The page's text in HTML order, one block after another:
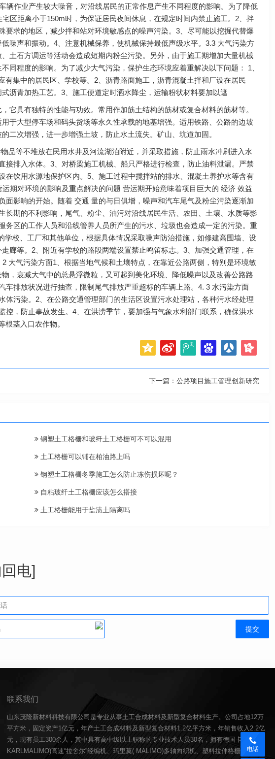
辆作业产生较大噪音，对沿线居民的正常作息产生不同程度的影响。为了降低
区距离小于150m时，为保证居民夜间休息，在规定时间内禁止施工。2、拌
求的地区，减少拌和站对环境敏感点的噪声污染。3、尽可能以挖掘代替爆
噪声和振动。4、注意机械保养，使机械保持最低声级水平。3.3 大气污染方
土石方调运等活动会造成短期内粉尘污染。另外，由于施工期增加大量机械
同程度的影响。为了减少大气污染，保护生态环境应着重解决以下问题： 1、
集中的居民区、学校等。2、沥青路面施工，沥青混凝土拌和厂设在居民
沥青加热工艺。3、施工便道定时洒水降尘，运输粉状材料要加以遮
它具有独特的性能与功效。常用作加筋土结构的筋材或复合材料的筋材等。
于大型停车场和码头货场等永久性承载的地基增强。适用铁路、公路的边坡
二次增强，进一步增强土坡，防止水土流失。矿山、坑道加固。
品等不堆放在民用水井及河流湖泊附近，并采取措施，防止雨水冲刷进入水
排入水体。3、对桥梁施工机械、船只严格进行检查，防止油料泄漏。严禁
饮用水源地保护区内。5、施工过程中搅拌站的排水、混凝土养护水等含有
期对环境的影响及重点解决的问题 营运期开始意味着项目巨大的 经济 效益
影响的开始。随着 交通 量的与日俱增，噪声和汽车尾气及粉尘污染逐渐加
期的不利影响，尾气、粉尘、油污对沿线居民生活、农田、土壤、水质等影
区的工作人员和沿线管养人员所产生的污水、垃圾也会造成一定的污染。重
校、工厂和其他单位，根据具体情况采取噪声防治措施，如修建高围墙、设
廊等。2、附近有学校的路段两端设置禁止鸣笛标志。3、加强交通管理，在
大气污染方面1、根据当地气候和土壤特点，在靠近公路两侧，特别是环境敏
，衰减大气中的总悬浮微粒，又可起到美化环境、降低噪声以及改善公路路
排放状况进行抽查，限制尾气排放严重超标的车辆上路。4. 3 水污染方面
污染。2、在公路交通管理部门的生活区设置污水处理站，各种污水经处理
，防止事故发生。4、在洪涝季节，要加强与气象水利部门联系，确保洪水
茎入口农作物。
下一篇： 公路项目施工管理创新研究
钢塑土工格栅和玻纤土工格栅可不可以混用
土工格栅可以铺在柏油路上吗
钢塑土工格栅冬季施工怎么防止冻伤损坏呢？
自粘玻纤土工格栅应该怎么搭接
土工格栅能用于盐渍土隔离吗
电]
联系我们
山东茂隆新材料科技有限公司是专业从事土工合成材料及新型复合材料生产。公司占地12万
平方米，固定资产1亿元，年产土工合成材料及新型复合材料1.2亿平方米，年销售收入2.2亿
元，现有员工300余人，其中具有高中级以上职称的专业技术人员30名，拥有德国卡尔迈耶(
KARLMALIMO)高速“拉舍尔”经编机、玛里莫( MALIMO)多轴向织机、塑料拉伸格栅生产线、
电话